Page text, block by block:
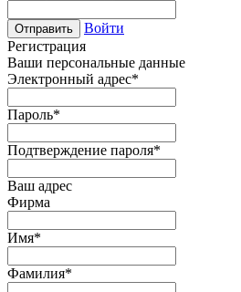
Отправить
Войти
Регистрация
Ваши персональные данные
Электронный адрес*
Пароль*
Подтверждение пароля*
Ваш адрес
Фирма
Имя*
Фамилия*